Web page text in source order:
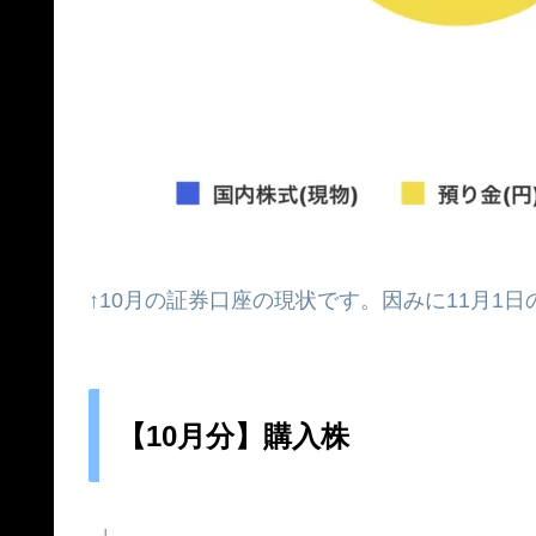
↑10月の証券口座の現状です。因みに11月1日
【10月分】購入株